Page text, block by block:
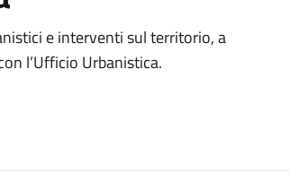
e interventi sul territorio, a
l’Ufficio Urbanistica.